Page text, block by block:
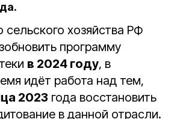
сельского хозяйства РФ
программу
в 2024 году, в
идёт работа над тем,
2023 года восстановить
в данной отрасли.